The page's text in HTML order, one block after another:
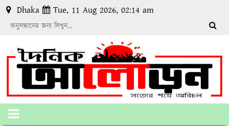
Dhaka Tue, 11 Aug 2026, 02:14 am